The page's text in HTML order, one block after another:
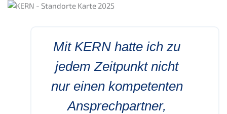
Mit KERN hatte ich zu
jedem Zeitpunkt nicht
nur einen kompetenten
Ansprechpartner,